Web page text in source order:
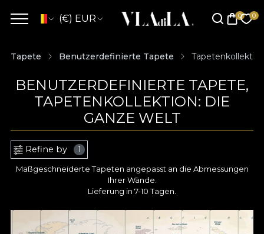
(€) EUR
Tapete Benutzerdefinierte Tapete
BENUTZERDEFINIERTE TAPETE,
TAPETENKOLLEKTION: DIE
GANZE WELT
Refine by 1
Maßgeschneiderte Tapeten angepasst an die Abmessungen
Ihrer Wände.
Lieferung in 7-10 Tagen.